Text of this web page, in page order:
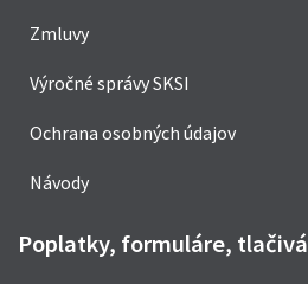
Zmluvy
Výročné správy SKSI
Ochrana osobných údajov
Návody
Poplatky, formuláre, tlačivá